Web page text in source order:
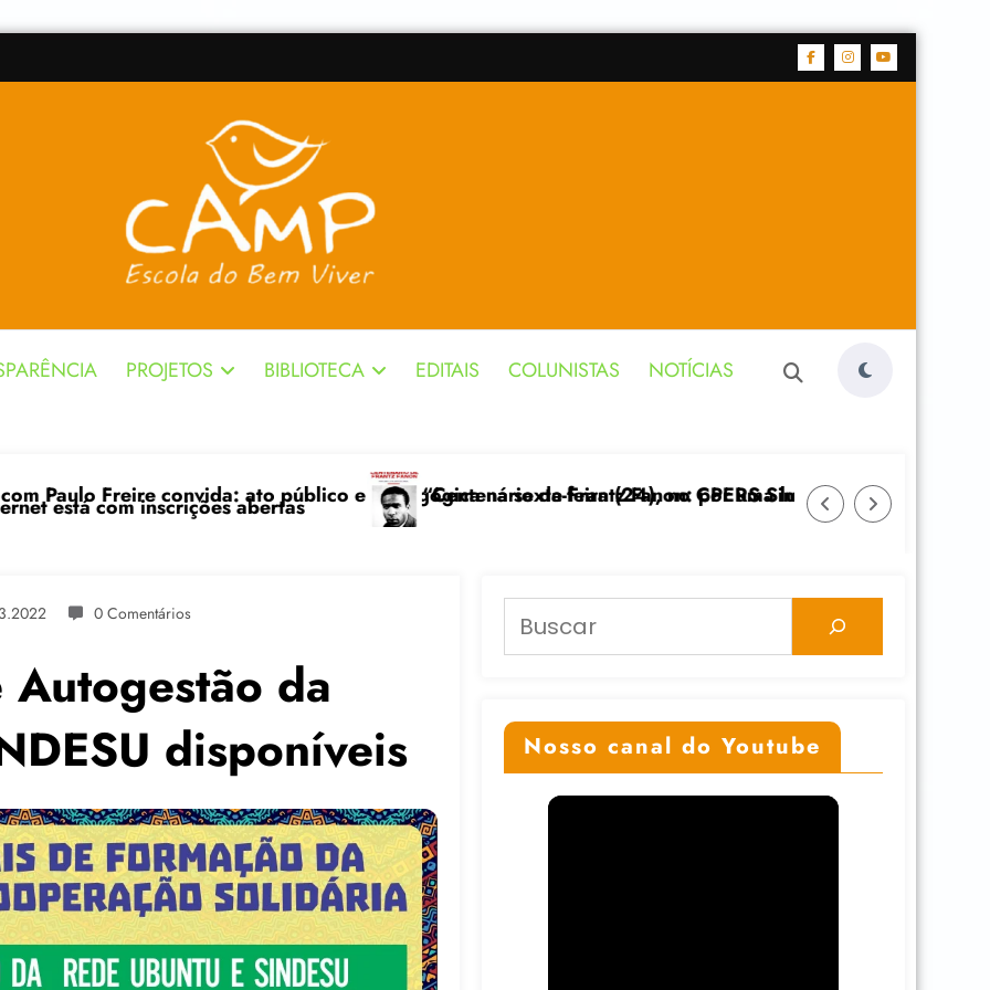
PROJETOS BIBLIOTECA EDITAIS COLUNISTAS NOTÍCIAS
e pedagógica na sexta-feira (24), no CPERS Sindicato
“Centenário de Frantz Fanon: por uma luta anticolonial” dia 24/11 na UFGRS
Feicoop é marcada pela diversidade e
0 Comentários
da
disponíveis
Pesquisar
Nosso canal do Youtube